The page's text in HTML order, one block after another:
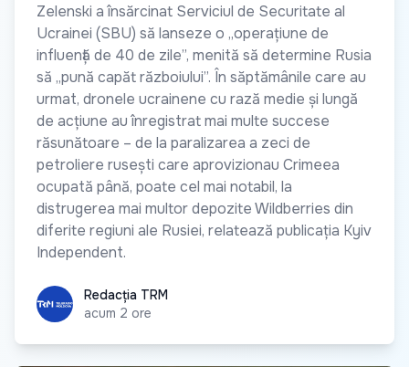
Zelenski a însărcinat Serviciul de Securitate al
Ucrainei (SBU) să lanseze o „operațiune de
influență de 40 de zile”, menită să determine Rusia
să „pună capăt războiului”. În săptămânile care au
urmat, dronele ucrainene cu rază medie și lungă
de acțiune au înregistrat mai multe succese
răsunătoare – de la paralizarea a zeci de
petroliere rusești care aprovizionau Crimeea
ocupată până, poate cel mai notabil, la
distrugerea mai multor depozite Wildberries din
diferite regiuni ale Rusiei, relatează publicația Kyiv
Independent.
Redacția TRM
Redacția TRM
acum 2 ore